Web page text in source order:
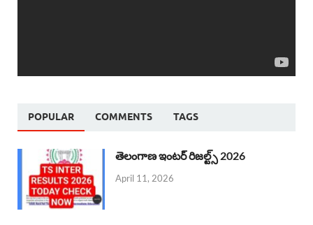
POPULAR COMMENTS TAGS
తెలంగాణ ఇంటర్ రిజల్ట్స్ 2026
April 11, 2026